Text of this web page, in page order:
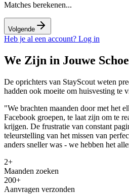
Matches berekenen...
Volgende
Heb je al een account? Log in
We Zijn in Jouwe
De oprichters van StayScout weten
hadden ook moeite om huisvesting te
"We brachten maanden door met het
Facebook groepen, te laat zijn om te
krijgen. De frustratie van constant
teleurstelling van het missen van
anders sneller was - we hebben het
2+
Maanden zoeken
200+
Aanvragen verzonden